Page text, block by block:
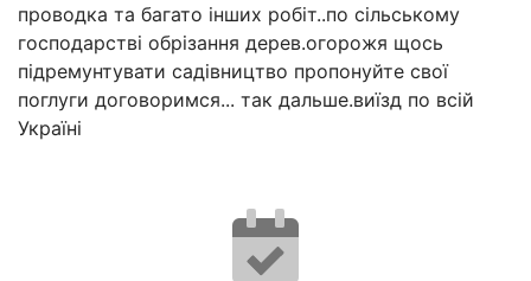
проводка та багато інших робіт..по сільському
господарстві обрізання дерев.огорожя щось
підремунтувати садівництво пропонуйте свої
поглуги договоримся... так дальше.виїзд по всій
Україні